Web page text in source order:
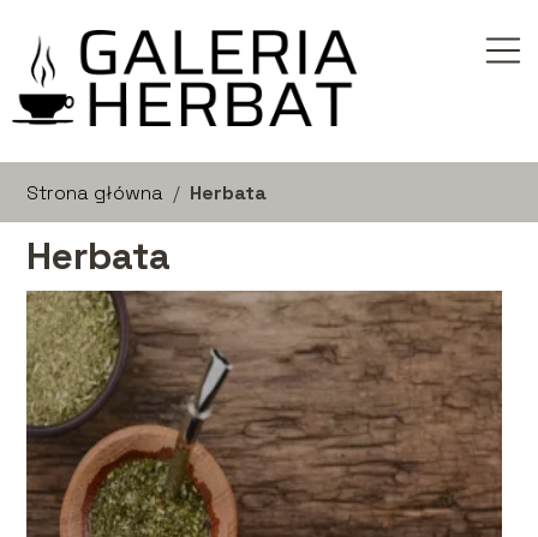
Strona główna / Herbata
Herbata